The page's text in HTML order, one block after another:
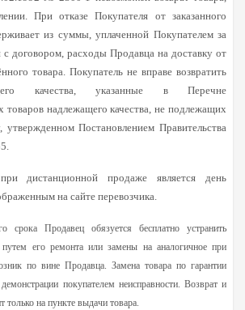
При отказе Покупателя от заказанного
из суммы, уплаченной Покупателем за
с договором, расходы Продавца на доставку от
товара. Покупатель не вправе возвратить
качества, указанные в Перечне
товаров надлежащего качества, не подлежащих
утвержденном Постановлением Правительства
дистанционной продаже является день
на сайте перевозчика.
срока Продавец обязуется бесплатно устранить
его ремонта или замены на аналогичное при
по вине Продавца. Замена товара по гарантии
покупателем неисправности. Возврат и
только на пункте выдачи товара.